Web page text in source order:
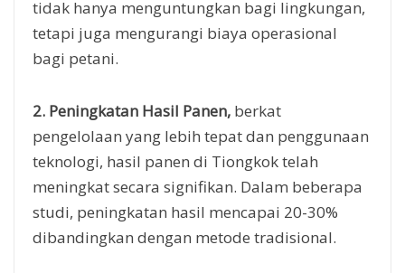
tetapi juga mengurangi biaya operasional
bagi petani.
2. Peningkatan Hasil Panen, berkat
pengelolaan yang lebih tepat dan penggunaan
teknologi, hasil panen di Tiongkok telah
meningkat secara signifikan. Dalam beberapa
studi, peningkatan hasil mencapai 20-30%
dibandingkan dengan metode tradisional.